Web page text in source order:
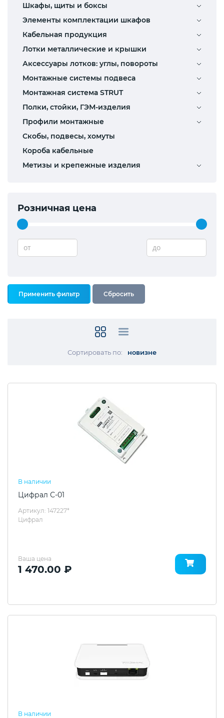
Шкафы, щиты и боксы
Элементы комплектации шкафов
Кабельная продукция
Лотки металлические и крышки
Аксессуары лотков: углы, повороты
Монтажные системы подвеса
Монтажная система STRUT
Полки, стойки, ГЭМ-изделия
Профили монтажные
Скобы, подвесы, хомуты
Короба кабельные
Метизы и крепежные изделия
Розничная цена
от до
Сортировать по: новизне
В наличии
Цифрал С-01
Артикул: 147227*
Цифрал
Ваша цена
1 470.00 ₽
В наличии